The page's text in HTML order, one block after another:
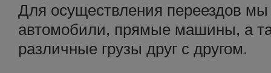
Для осуществления переездов
автомобили, прямые машины, а
различные грузы друг с другом.